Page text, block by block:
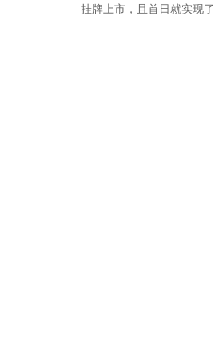
挂牌上市，且首日就实现